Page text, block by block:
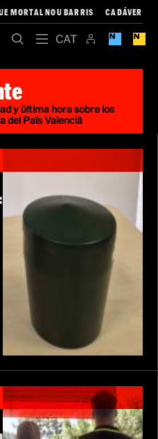
MORTAL NOU BARRIS CADÁVER
y última hora sobre los
del País Valencià